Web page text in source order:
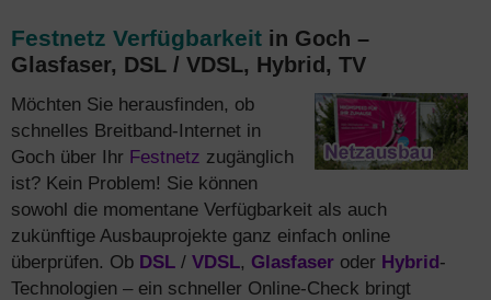
Festnetz Verfügbarkeit in Goch –
Glasfaser, DSL / VDSL, Hybrid, TV
Möchten Sie herausfinden, ob
schnelles Breitband-Internet in
Goch über Ihr Festnetz zugänglich
ist? Kein Problem! Sie können
sowohl die momentane Verfügbarkeit als auch
zukünftige Ausbauprojekte ganz einfach online
überprüfen. Ob DSL / VDSL, Glasfaser oder Hybrid-
Technologien – ein schneller Online-Check bringt